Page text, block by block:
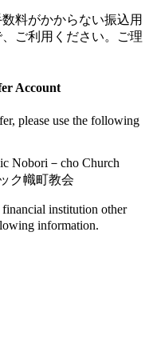
料がかからない振込用
ご利用ください。ご理
Account
please use the following
Nobori－cho Church
ク幟町教会
institution other
information.